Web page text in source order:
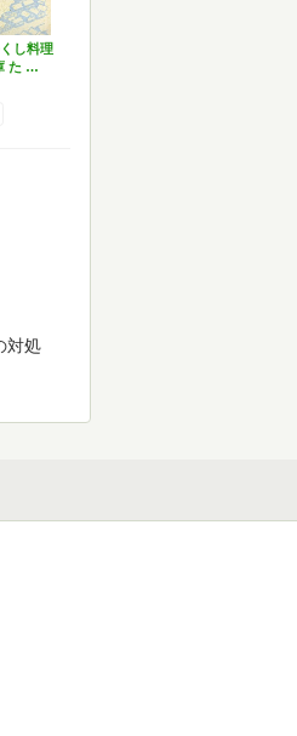
し料理
た …
対処